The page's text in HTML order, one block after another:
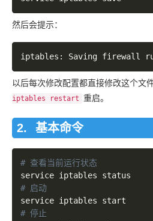
然后会提示：
以后每次修改配置都直接修改这个文
iptables restart 重启。
基本命令